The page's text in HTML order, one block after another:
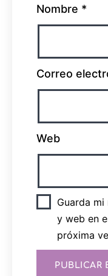
Nombre *
Correo
Web
Guarda
y web en
próxima